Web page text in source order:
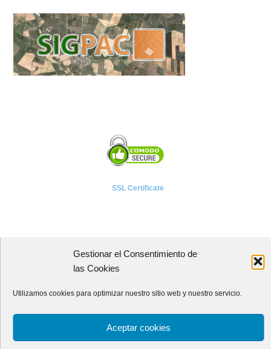
Gestionar el Consentimiento de
las Cookies
Utilizamos cookies para optimizar nuestro sitio web y nuestro servicio.
Aceptar cookies
SSL Certificate
A P I E T E L
Avenida Independencia, 4 - 5ª planta
24001 - LEÓN (España)